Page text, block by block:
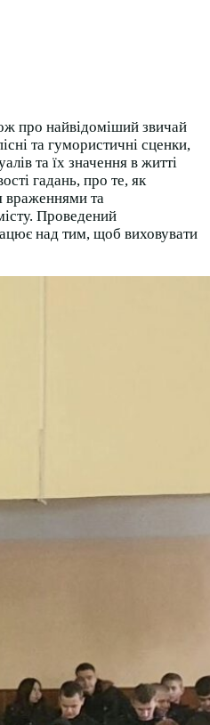
про найвідоміший звичай
та гумористичні сценки,
та їх значення в житті
гадань, про те, як
враженнями та
Проведений
над тим, щоб виховувати